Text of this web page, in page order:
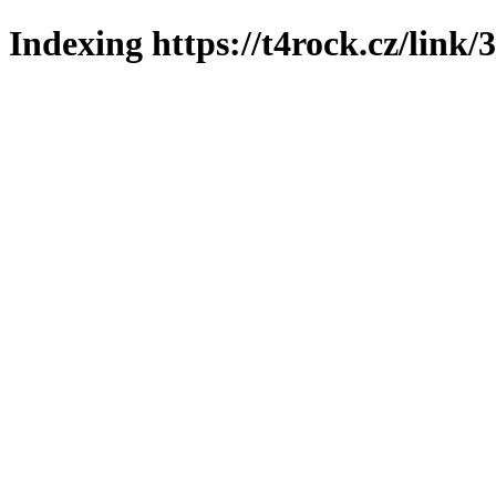
Indexing https://t4rock.cz/link/